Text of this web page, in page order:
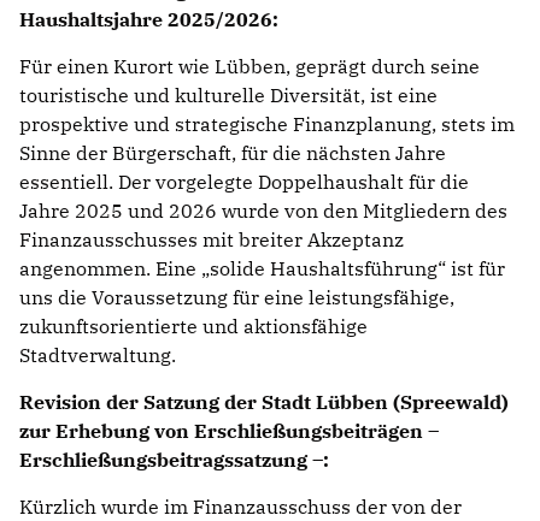
Haushaltsjahre 2025/2026:
Für einen Kurort wie Lübben, geprägt durch seine
touristische und kulturelle Diversität, ist eine
prospektive und strategische Finanzplanung, stets im
Sinne der Bürgerschaft, für die nächsten Jahre
essentiell. Der vorgelegte Doppelhaushalt für die
Jahre 2025 und 2026 wurde von den Mitgliedern des
Finanzausschusses mit breiter Akzeptanz
angenommen. Eine „solide Haushaltsführung“ ist für
uns die Voraussetzung für eine leistungsfähige,
zukunftsorientierte und aktionsfähige
Stadtverwaltung.
Revision der Satzung der Stadt Lübben (Spreewald)
zur Erhebung von Erschließungsbeiträgen –
Erschließungsbeitragssatzung –:
Kürzlich wurde im Finanzausschuss der von der